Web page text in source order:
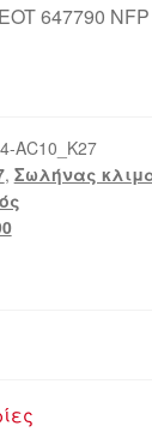
647790 NFP
AC10_K27
, Σωλήνας